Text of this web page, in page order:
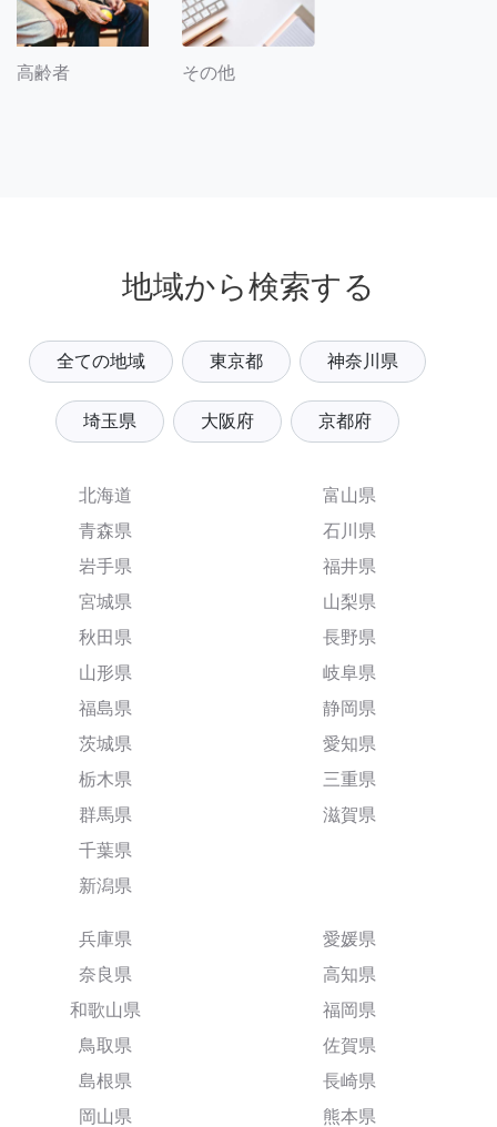
高齢者 その他
地域から検索する
全ての地域 東京都 神奈川県
埼玉県 大阪府 京都府
北海道
青森県
岩手県
宮城県
秋田県
山形県
福島県
茨城県
栃木県
群馬県
千葉県
新潟県
富山県
石川県
福井県
山梨県
長野県
岐阜県
静岡県
愛知県
三重県
滋賀県
兵庫県
奈良県
和歌山県
鳥取県
島根県
岡山県
愛媛県
高知県
福岡県
佐賀県
長崎県
熊本県